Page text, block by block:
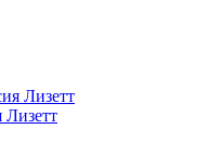
Лизетт